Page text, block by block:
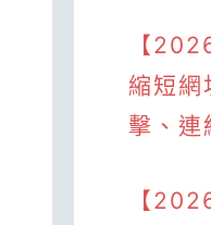
【
縮短網
擊、連
【